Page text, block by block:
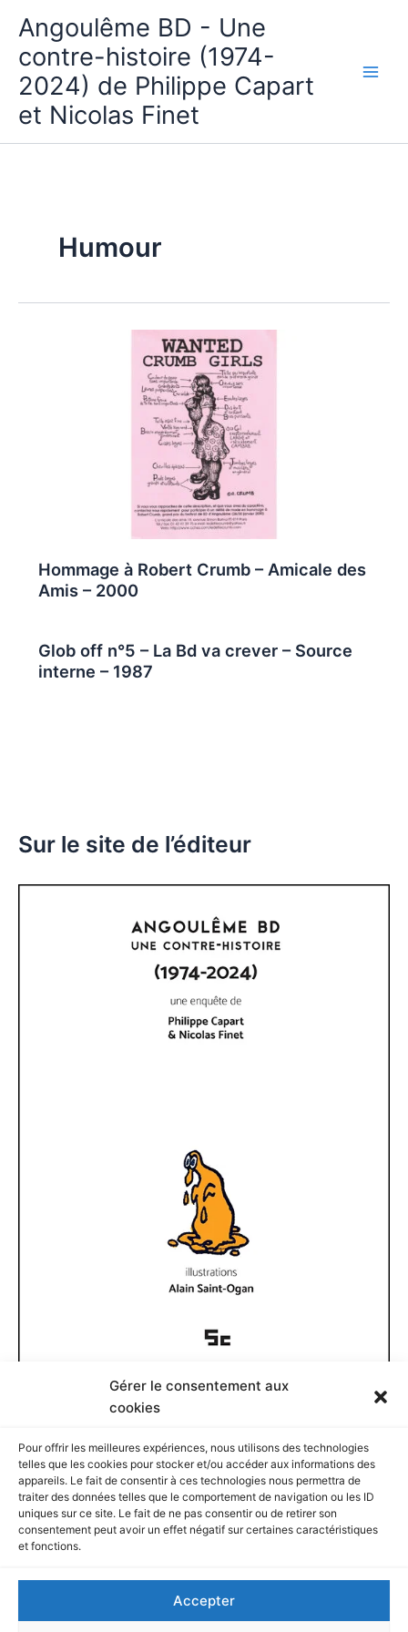
Gérer le consentement aux
cookies
Pour offrir les meilleures expériences, nous utilisons des technologies
telles que les cookies pour stocker et/ou accéder aux informations des
appareils. Le fait de consentir à ces technologies nous permettra de
traiter des données telles que le comportement de navigation ou les ID
uniques sur ce site. Le fait de ne pas consentir ou de retirer son
consentement peut avoir un effet négatif sur certaines caractéristiques
et fonctions.
Accepter
contenu
Angoulême BD - Une
contre-histoire (1974-
2024) de Philippe Capart
et Nicolas Finet
Sur le site de l’éditeur
Documents disponibles
D
o
c
u
m
e
t
d
Rechercher
e
h
Et si vous voulez…
Humour
Hommage à Robert Crumb – Amicale des
Amis – 2000
Glob off n°5 – La Bd va crever – Source
interne – 1987